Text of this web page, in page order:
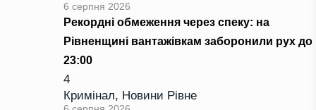
6 серпня 2026
Рекордні обмеження через спеку: на
Рівненщині вантажівкам заборонили рух до
23:00
4
Кримінал, Новини Рівне